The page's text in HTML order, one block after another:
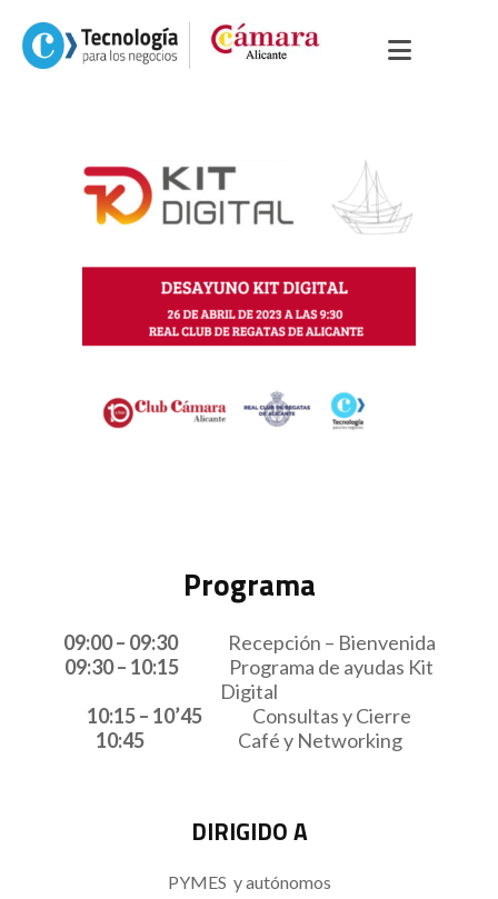
Programa
09:00 – 09:30
Recepción – Bienvenida
09:30 – 10:15 Programa de ayudas Kit
Digital
10:15 – 10’45
Consultas y Cierre
10:45
Café y Networking
DIRIGIDO A
PYMES y autónomos